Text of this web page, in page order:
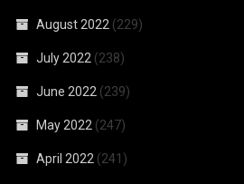
August 2022 (229)
July 2022 (238)
June 2022 (239)
May 2022 (247)
April 2022 (241)